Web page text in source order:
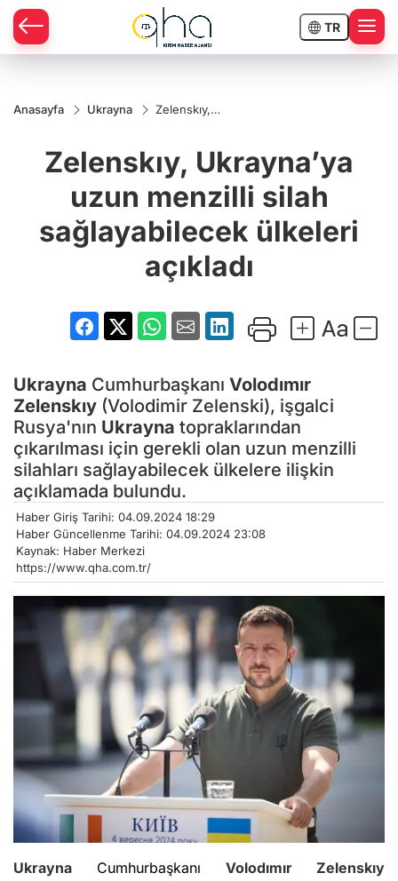
TR
Anasayfa Ukrayna
Zelenskıy,
sağlayabilecek
ülkeleri
açıkladı
Zelenskıy, Ukrayna’ya
uzun menzilli silah
sağlayabilecek ülkeleri
açıkladı
Ukrayna Cumhurbaşkanı Volodımır
Zelenskıy (Volodimir Zelenski), işgalci
Rusya'nın Ukrayna topraklarından
çıkarılması için gerekli olan uzun menzilli
silahları sağlayabilecek ülkelere ilişkin
açıklamada bulundu.
Haber Giriş Tarihi: 04.09.2024 18:29
Haber Güncellenme Tarihi: 04.09.2024 23:08
Kaynak: Haber Merkezi
https://www.qha.com.tr/
Ukrayna Cumhurbaşkanı Volodımır Zelenskıy